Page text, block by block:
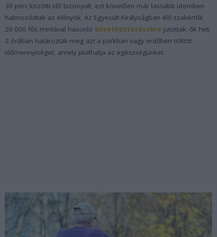
30 perc közötti idő bizonyult, ezt követően már lassabb ütemben
halmozódtak az előnyök. Az Egyesült Királyságban élő szakértők
20 000 fős mintával hasonló következtetésekre jutottak: ők heti
2 órában határozták meg azt a parkban vagy erdőben töltött
időmennyiséget, amely javíthatja az egészségünket.